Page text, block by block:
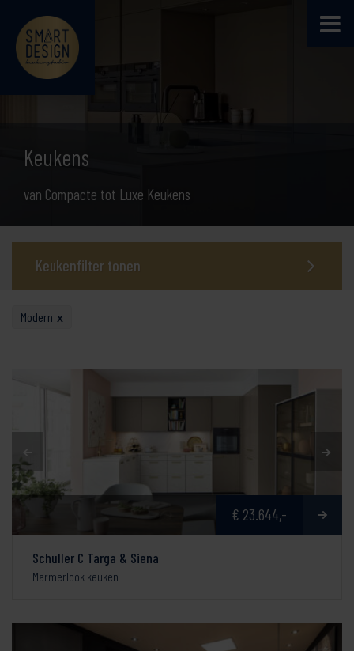
Keukens
van Compacte tot Luxe Keukens
Keukenfilter tonen
Modern x
€ 23.644,-
Schuller C Targa & Siena
Marmerlook keuken